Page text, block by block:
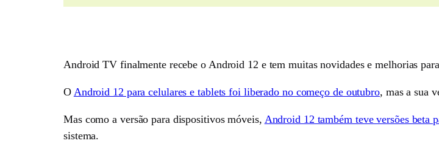
Android TV finalmente recebe o Android 12 e tem muitas novidades e melhorias
O Android 12 para celulares e tablets foi liberado no começo de outubro, mas a sua
Mas como a versão para dispositivos móveis, Android 12 também teve versões beta
sistema.